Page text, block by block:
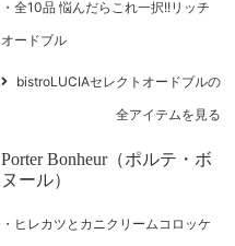
全10品 悩んだらこれ一択!!リッチ
オードブル
bistroLUCIAセレクトオードブルの
全アイテムを見る
Porter Bonheur（ポルテ・ボ
ヌール）
ヒレカツとカニクリームコロッケ